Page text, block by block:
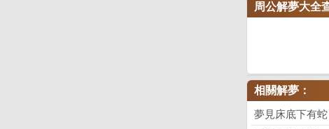
周公解夢大全
相關解夢：
夢見床底下有蛇